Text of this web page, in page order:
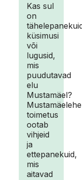
Kas sul
on
küsimusi
või
lugusid,
mis
puudutavad
elu
Mustamäel?
Mustamäelehe
toimetus
ootab
vihjeid
ja
ettepanekuid,
mis
aitavad